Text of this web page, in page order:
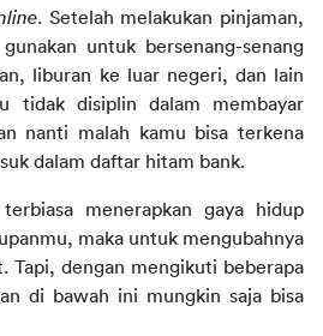
. Setelah melakukan pinjaman,
untuk bersenang-senang
liburan ke luar negeri, dan lain
tidak disiplin dalam membayar
nanti malah kamu bisa terkena
dalam daftar hitam bank.
menerapkan gaya hidup
maka untuk mengubahnya
Tapi, dengan mengikuti beberapa
di bawah ini mungkin saja bisa